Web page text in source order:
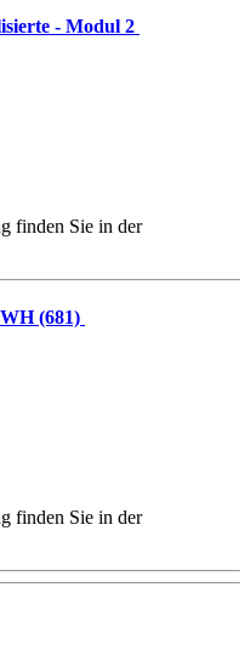
- Modul 2
finden Sie in der
(681)
finden Sie in der